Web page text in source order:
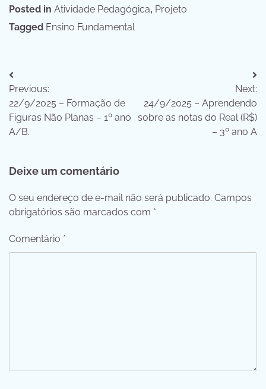
Posted in Atividade Pedagógica, Projeto
Tagged Ensino Fundamental
Navegação
de
Post
Previous:
22/9/2025 – Formação de
Figuras Não Planas – 1º ano
A/B.
Next:
24/9/2025 – Aprendendo
sobre as notas do Real (R$)
– 3º ano A
Deixe um comentário
O seu endereço de e-mail não será publicado. Campos
obrigatórios são marcados com *
Comentário *